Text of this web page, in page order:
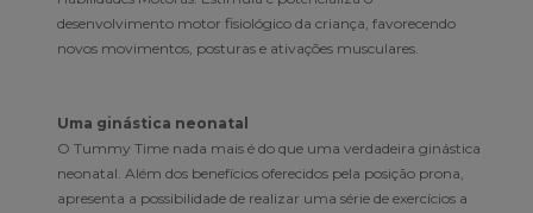
desenvolvimento motor fisiológico da criança, favorecendo
novos movimentos, posturas e ativações musculares.
Uma ginástica neonatal
O Tummy Time nada mais é do que uma verdadeira ginástica
neonatal. Além dos benefícios oferecidos pela posição prona,
apresenta a possibilidade de realizar uma série de exercícios a